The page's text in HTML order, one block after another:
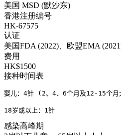
美国 MSD (默沙东)
香港注册编号
HK-67575
认证
美国FDA (2022)、欧盟EMA
费用
HK$1500
接种时间表
婴儿：4针 (2、4、6个月及12-15个月
18岁或以上：1针
感染高峰期